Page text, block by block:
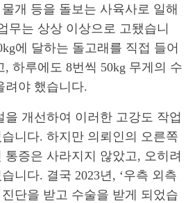
개 등을 돌보는 사육사로 일해
무는 상상 이상으로 고됐습니
에 달하는 돌고래를 직접 들어
하루에도 8번씩 50kg 무게의 수
려야 했습니다.
을 개선하여 이러한 고강도 작업
니다. 하지만 의뢰인의 오른쪽
증은 사라지지 않았고, 오히려
니다. 결국 2023년, ‘우측 외측
단을 받고 수술을 받게 되었습